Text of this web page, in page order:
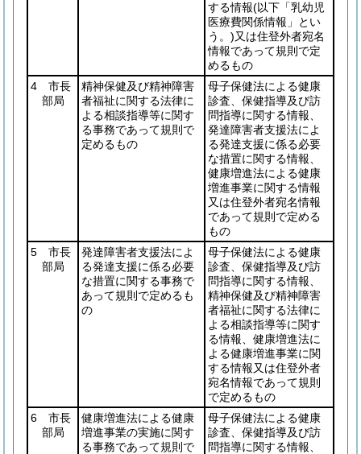
する情報(以下「乳幼児
医療費関係情報」とい
う。)又は住登外者宛名
情報であって規則で定
めるもの
4 市長
部局
精神保健及び精神障害
者福祉に関する法律に
よる相談指導等に関す
る事務であって規則で
定めるもの
母子保健法による健康
診査、保健指導及び訪
問指導に関する情報、
発達障害者支援法によ
る発達支援に係る必要
な措置に関する情報、
健康増進法による健康
増進事業に関する情報
又は住登外者宛名情報
であって規則で定める
もの
5 市長
部局
発達障害者支援法によ
る発達支援に係る必要
な措置に関する事務で
あって規則で定めるも
の
母子保健法による健康
診査、保健指導及び訪
問指導に関する情報、
精神保健及び精神障害
者福祉に関する法律に
よる相談指導等に関す
る情報、健康増進法に
よる健康増進事業に関
する情報又は住登外者
宛名情報であって規則
で定めるもの
6 市長
部局
健康増進法による健康
増進事業の実施に関す
る事務であって規則で
母子保健法による健康
診査、保健指導及び訪
問指導に関する情報、